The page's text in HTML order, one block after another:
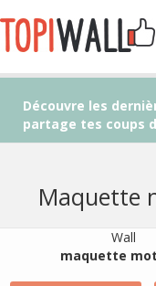
Découvre les
partage tes coups
Maquette
Wall
maquette